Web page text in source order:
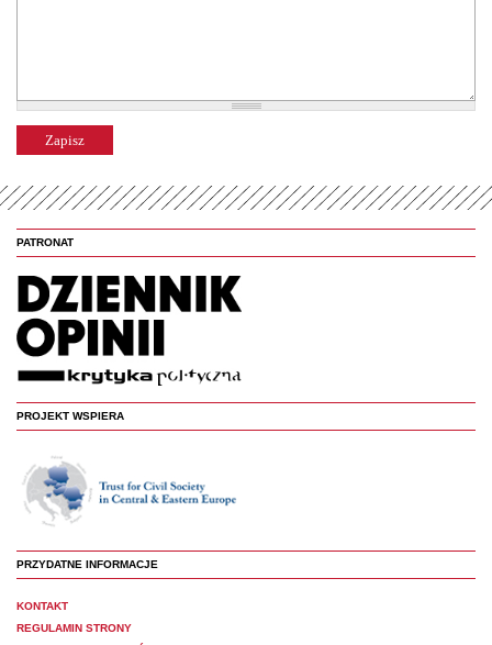
PATRONAT
PROJEKT WSPIERA
PRZYDATNE INFORMACJE
KONTAKT
REGULAMIN STRONY